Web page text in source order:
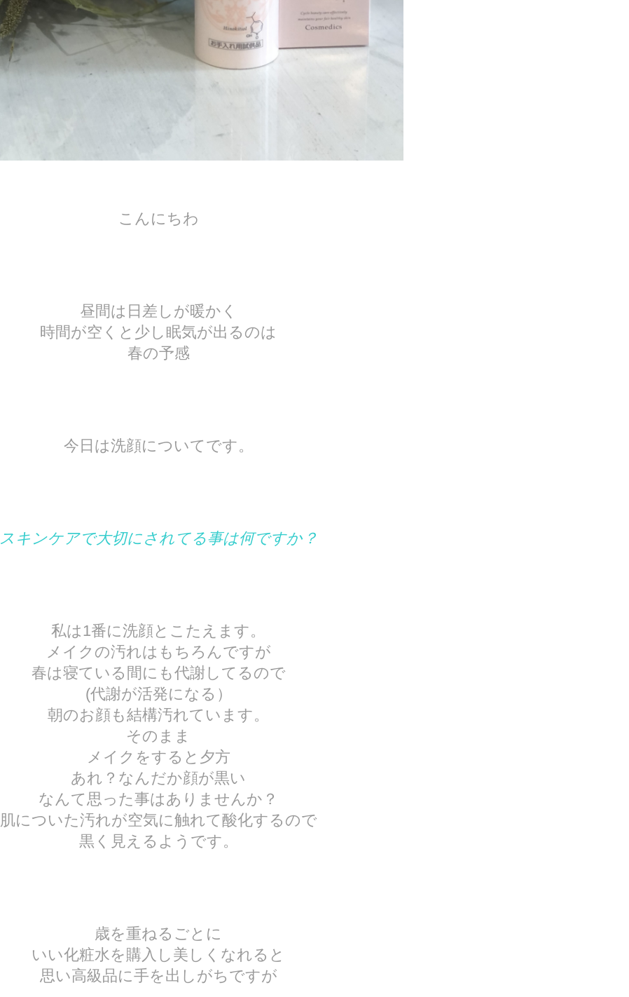
こんにちわ
昼間は日差しが暖かく
時間が空くと少し眠気が出るのは
春の予感
今日は洗顔についてです。
スキンケアで大切にされてる事は何ですか？
私は1番に洗顔とこたえます。
メイクの汚れはもちろんですが
春は寝ている間にも代謝してるので
(代謝が活発になる）
朝のお顔も結構汚れています。
そのまま
メイクをすると夕方
あれ？なんだか顔が黒い
なんて思った事はありませんか？
肌についた汚れが空気に触れて酸化するので
黒く見えるようです。
歳を重ねるごとに
いい化粧水を購入し美しくなれると
思い高級品に手を出しがちですが